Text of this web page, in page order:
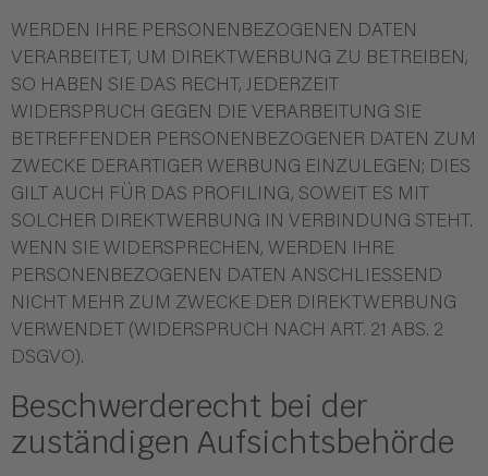
WERDEN IHRE PERSONENBEZOGENEN DATEN
VERARBEITET, UM DIREKTWERBUNG ZU BETREIBEN,
SO HABEN SIE DAS RECHT, JEDERZEIT
WIDERSPRUCH GEGEN DIE VERARBEITUNG SIE
BETREFFENDER PERSONENBEZOGENER DATEN ZUM
ZWECKE DERARTIGER WERBUNG EINZULEGEN; DIES
GILT AUCH FÜR DAS PROFILING, SOWEIT ES MIT
SOLCHER DIREKTWERBUNG IN VERBINDUNG STEHT.
WENN SIE WIDERSPRECHEN, WERDEN IHRE
PERSONENBEZOGENEN DATEN ANSCHLIESSEND
NICHT MEHR ZUM ZWECKE DER DIREKTWERBUNG
VERWENDET (WIDERSPRUCH NACH ART. 21 ABS. 2
DSGVO).
Beschwerde­recht bei der
zuständigen Aufsichts­behörde